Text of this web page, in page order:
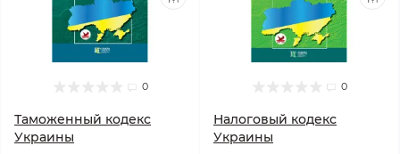
0
Таможенный кодекс
Украины
0
Налоговый кодекс
Украины